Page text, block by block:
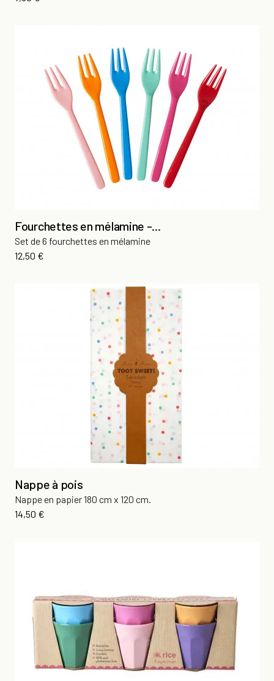
Fourchettes en mélamine -...
Set de 6 fourchettes en mélamine
Prix
12,50 €
Nappe à pois
Nappe en papier 180 cm x 120 cm.
Prix
14,50 €